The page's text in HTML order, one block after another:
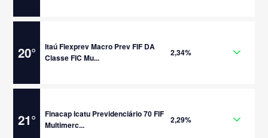
20°
Itaú Flexprev Macro Prev FIF DA
Classe FIC Mu...
2,34%
21°
Finacap Icatu Previdenciário 70 FIF
Multimerc...
2,29%